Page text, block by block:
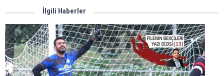
İlgili Haberler